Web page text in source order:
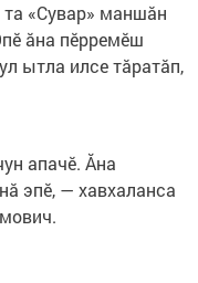
«Сувар» маншăн
ăна пӗрремӗш
ытла илсе тăратăп,
апачӗ. Ăна
эпӗ, — хавхаланса